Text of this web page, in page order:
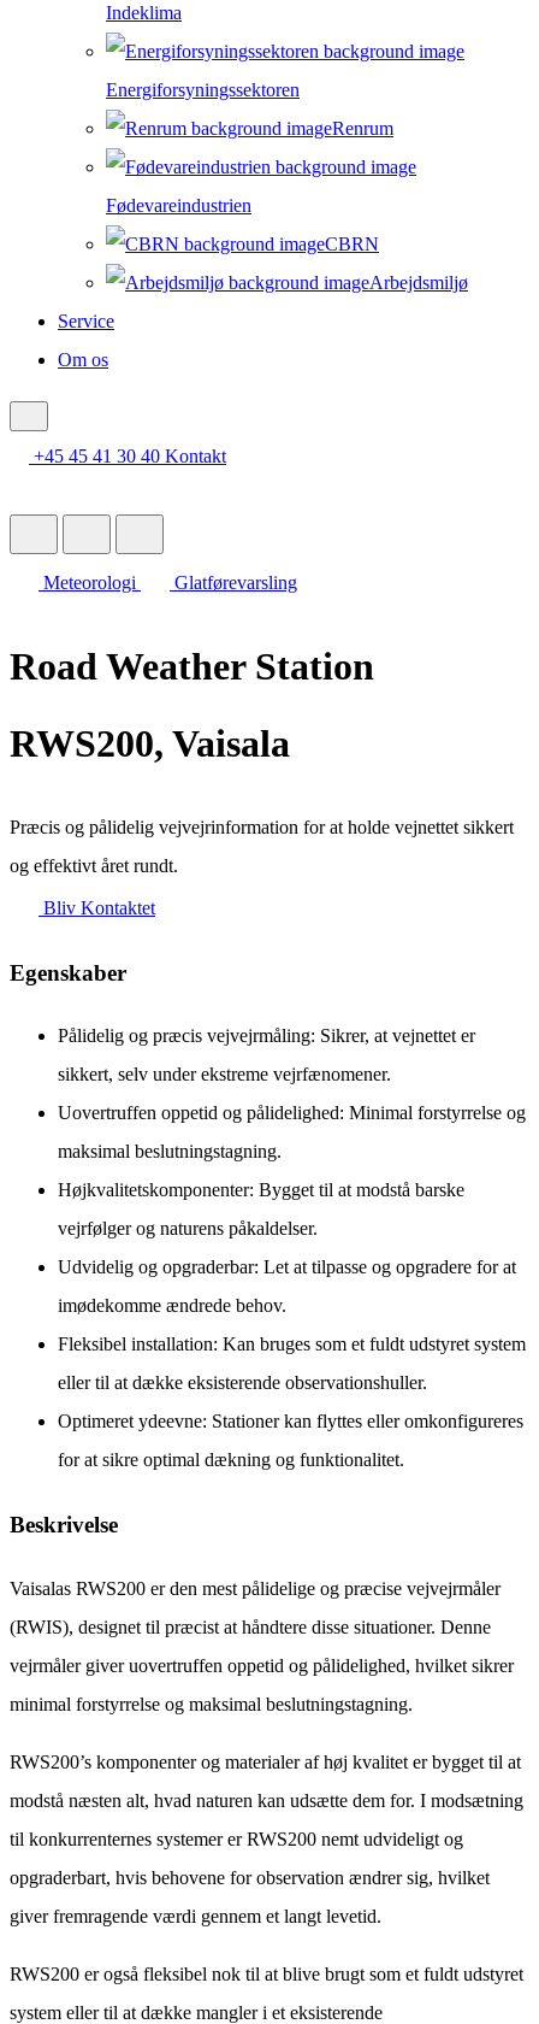
Indeklima
Energiforsyningssektoren
Renrum
Fødevareindustrien
CBRN
Arbejdsmiljø
Service
Om os
+45 45 41 30 40 Kontakt
Meteorologi Glatførevarsling
Road Weather Station
RWS200, Vaisala
Præcis og pålidelig vejvejrinformation for at holde vejnettet sikkert
og effektivt året rundt.
Bliv Kontaktet
Egenskaber
Pålidelig og præcis vejvejrmåling: Sikrer, at vejnettet er
sikkert, selv under ekstreme vejrfænomener.
Uovertruffen oppetid og pålidelighed: Minimal forstyrrelse og
maksimal beslutningstagning.
Højkvalitetskomponenter: Bygget til at modstå barske
vejrfølger og naturens påkaldelser.
Udvidelig og opgraderbar: Let at tilpasse og opgradere for at
imødekomme ændrede behov.
Fleksibel installation: Kan bruges som et fuldt udstyret system
eller til at dække eksisterende observationshuller.
Optimeret ydeevne: Stationer kan flyttes eller omkonfigureres
for at sikre optimal dækning og funktionalitet.
Beskrivelse
Vaisalas RWS200 er den mest pålidelige og præcise vejvejrmåler
(RWIS), designet til præcist at håndtere disse situationer. Denne
vejrmåler giver uovertruffen oppetid og pålidelighed, hvilket sikrer
minimal forstyrrelse og maksimal beslutningstagning.
RWS200’s komponenter og materialer af høj kvalitet er bygget til at
modstå næsten alt, hvad naturen kan udsætte dem for. I modsætning
til konkurrenternes systemer er RWS200 nemt udvideligt og
opgraderbart, hvis behovene for observation ændrer sig, hvilket
giver fremragende værdi gennem et langt levetid.
RWS200 er også fleksibel nok til at blive brugt som et fuldt udstyret
system eller til at dække mangler i et eksisterende